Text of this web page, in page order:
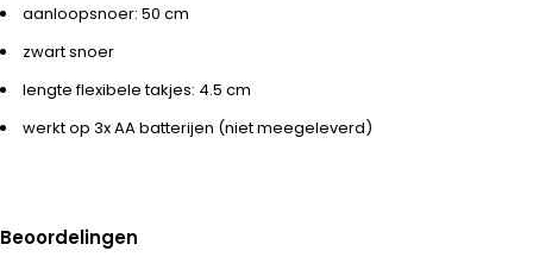
aanloopsnoer: 50 cm
zwart snoer
lengte flexibele takjes: 4.5 cm
werkt op 3x AA batterijen (niet meegeleverd)
Beoordelingen